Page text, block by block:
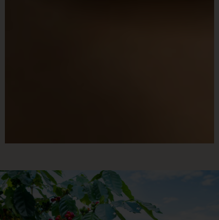
專精醇厚回甘，招牌不酸不苦
為你找到喜歡的風味，是我的目標
看看有那些咖啡